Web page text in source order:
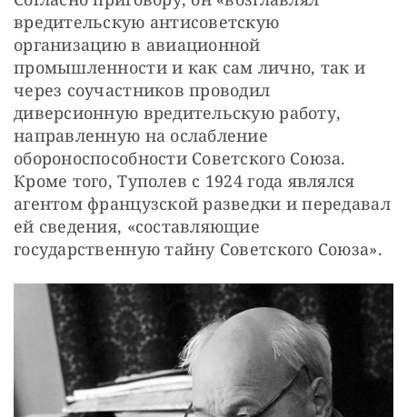
вредительскую антисоветскую
организацию в авиационной
промышленности и как сам лично, так и
через соучастников проводил
диверсионную вредительскую работу,
направленную на ослабление
обороноспособности Советского Союза.
Кроме того, Туполев с 1924 года являлся
агентом французской разведки и передавал
ей сведения, «составляющие
государственную тайну Советского Союза».